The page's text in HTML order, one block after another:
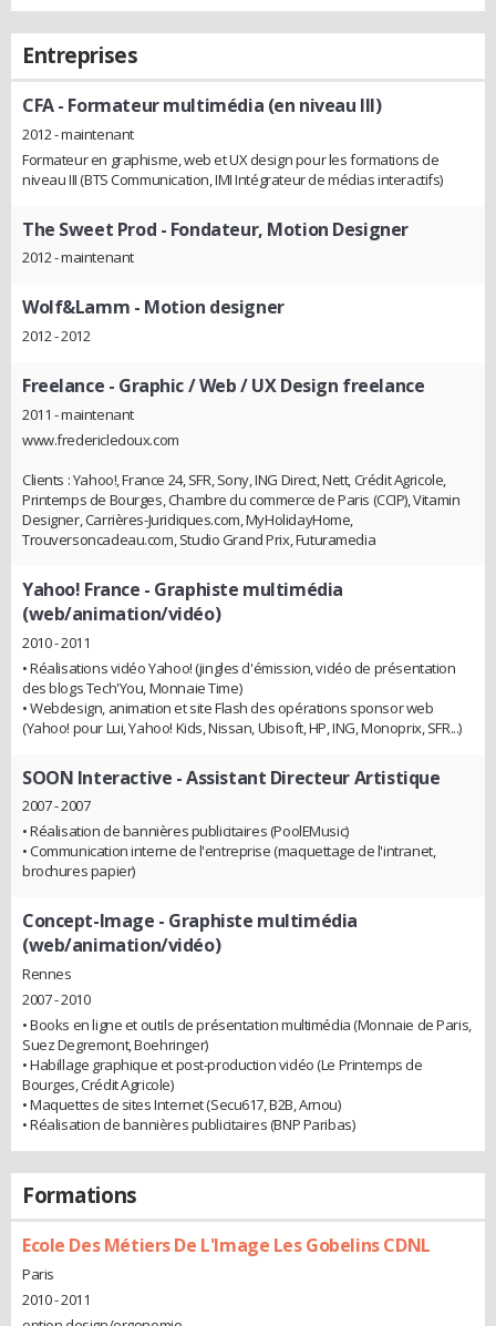
Entreprises
CFA- Formateur multimédia (en niveau III)
2012 - maintenant
Formateur en graphisme, web et UX design pour les formations de
niveau III (BTS Communication, IMI Intégrateur de médias interactifs)
The Sweet Prod - Fondateur, Motion Designer
2012 - maintenant
Wolf&Lamm - Motion designer
2012 - 2012
Freelance - Graphic / Web / UX Design freelance
2011 - maintenant
www.fredericledoux.com
Clients : Yahoo!, France 24, SFR, Sony, ING Direct, Nett, Crédit Agricole,
Printemps de Bourges, Chambre du commerce de Paris (CCIP), Vitamin
Designer, Carrières-Juridiques.com, MyHolidayHome,
Trouversoncadeau.com, Studio Grand Prix, Futuramedia
Yahoo! France - Graphiste multimédia
(web/animation/vidéo)
2010 - 2011
• Réalisations vidéo Yahoo! (jingles d'émission, vidéo de présentation
des blogs Tech'You, Monnaie Time)
• Webdesign, animation et site Flash des opérations sponsor web
(Yahoo! pour Lui, Yahoo! Kids, Nissan, Ubisoft, HP, ING, Monoprix, SFR...)
SOON Interactive - Assistant Directeur Artistique
2007 - 2007
• Réalisation de bannières publicitaires (PoolEMusic)
• Communication interne de l'entreprise (maquettage de l'intranet,
brochures papier)
Concept-Image - Graphiste multimédia
(web/animation/vidéo)
Rennes
2007 - 2010
• Books en ligne et outils de présentation multimédia (Monnaie de Paris,
Suez Degremont, Boehringer)
• Habillage graphique et post-production vidéo (Le Printemps de
Bourges, Crédit Agricole)
• Maquettes de sites Internet (Secu617, B2B, Arnou)
• Réalisation de bannières publicitaires (BNP Paribas)
Formations
Ecole Des Métiers De L'Image Les Gobelins CDNL
Paris
2010 - 2011